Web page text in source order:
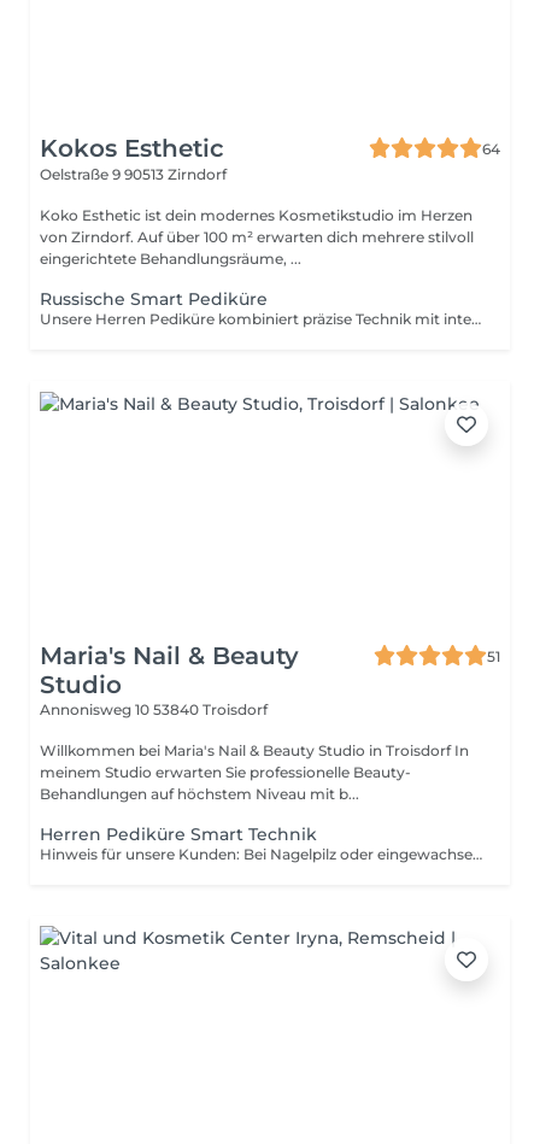
Kokos Esthetic
64
Oelstraße 9 90513 Zirndorf
Koko Esthetic ist dein modernes Kosmetikstudio im Herzen
von Zirndorf. Auf über 100 m² erwarten dich mehrere stilvoll
eingerichtete Behandlungsräume, ...
Russische Smart Pediküre
Unsere Herren Pediküre kombiniert präzise Technik mit intensiver Fußpflege für ein besonders sauberes und gepflegtes Ergebnis. Verhornungen und trockene Haut werden schonend entfernt, während Füße und Nägel sichtbar gepflegter, glatter und gesünder wirken.
Maria's Nail & Beauty
Studio
51
Annonisweg 10 53840 Troisdorf
Willkommen bei Maria's Nail & Beauty Studio in Troisdorf In
meinem Studio erwarten Sie professionelle Beauty-
Behandlungen auf höchstem Niveau mit b...
Herren Pediküre Smart Technik
Hinweis für unsere Kunden: Bei Nagelpilz oder eingewachsenen Nägeln kann je nach Schweregrad und Behandlungsaufwand ein Aufpreis von 5 10 € anfallen. Männlicher SMART-Pediküre professionell & schonend** Holen Sie sich einen frischen und gepflegten Auftritt mit meinem **männlichen SMART-Pediküre** ohne Einweichen in die Wanne! Ich entferne **komplett alle Hornhautreste**, für ein glattes und angenehmes Hautgefühl. Bei starken Hornhautverhärtungen oder problematischen Stellen biete ich eine zusätzliche intensive Behandlung an der **Aufpreis beträgt nur 5€**. Egal ob eingewachsene Nägel, Druckstellen oder übermäßig dicke Nägel mit meiner speziellen SMART-Technik arbeite ich präzise, schmerzarm und effektiv. Ohne Wasserbad Hygienisch Schonend Männerfreundlich Vereinbaren Sie jetzt Ihren Termin und fühlen Sie sich wieder fit auf ganzer Linie!